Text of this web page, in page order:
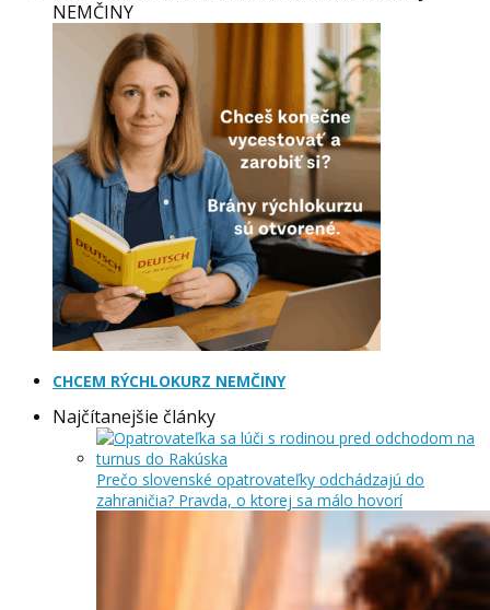
NEMČINY
CHCEM RÝCHLOKURZ NEMČINY
Najčítanejšie články
Prečo slovenské opatrovateľky odchádzajú do
zahraničia? Pravda, o ktorej sa málo hovorí